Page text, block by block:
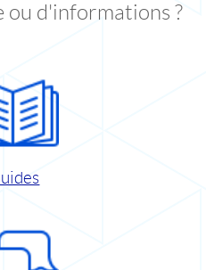
ou d'informations ?